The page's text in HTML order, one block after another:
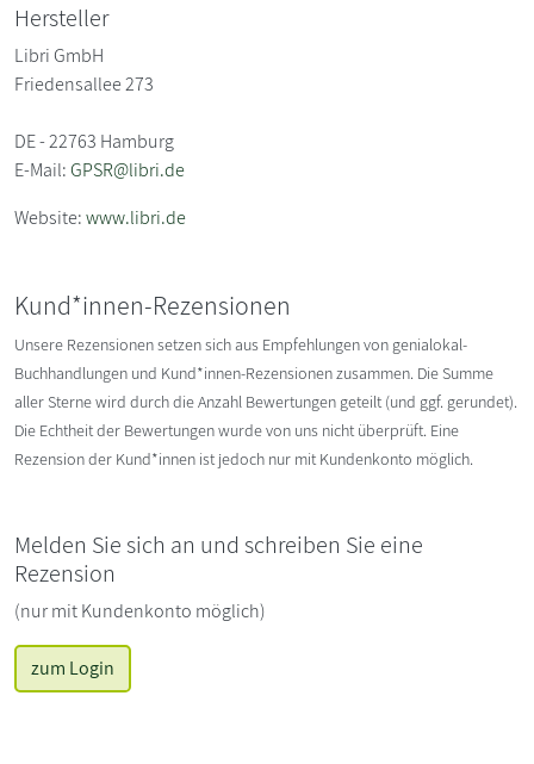
Hersteller
Libri GmbH
Friedensallee 273
DE - 22763 Hamburg
E-Mail:GPSR@libri.de
Website:www.libri.de
Kund*innen-Rezensionen
Unsere Rezensionen setzen sich aus Empfehlungen von genialokal-
Buchhandlungen und Kund*innen-Rezensionen zusammen. Die Summe
aller Sterne wird durch die Anzahl Bewertungen geteilt (und ggf. gerundet).
Die Echtheit der Bewertungen wurde von uns nicht überprüft. Eine
Rezension der Kund*innen ist jedoch nur mit Kundenkonto möglich.
Melden Sie sich an und schreiben Sie eine
Rezension
(nur mit Kundenkonto möglich)
zum Login